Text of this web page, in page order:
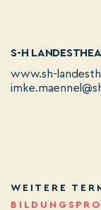
S-H
www.sh-
WEITERE